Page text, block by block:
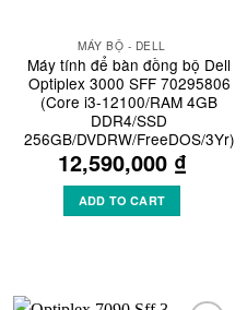
MÁY BỘ - DELL
Máy tính để bàn đồng bộ Dell
Optiplex 3000 SFF 70295806
(Core i3-12100/RAM 4GB
DDR4/SSD
256GB/DVDRW/FreeDOS/3Yr)
12,590,000 ₫
ADD TO CART